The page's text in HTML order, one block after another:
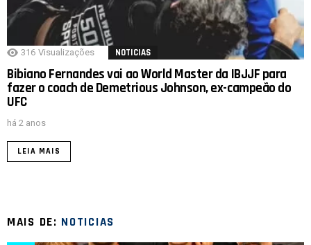
316 Visualizações NOTICIAS
Bibiano Fernandes vai ao World Master da IBJJF para
fazer o coach de Demetrious Johnson, ex-campeão do
UFC
há 2 anos
LEIA MAIS
MAIS DE: NOTICIAS